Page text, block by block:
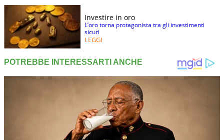
Investire in oro
L’oro torna protagonista tra gli investimenti
sicuri
LEGGI